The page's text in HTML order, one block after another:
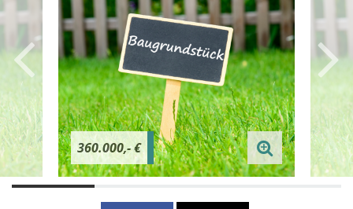
360.000,- €